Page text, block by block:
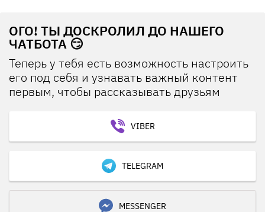
ОГО! ТЫ ДОСКРОЛИЛ ДО НАШЕГО
ЧАТБОТА 😏
Теперь у тебя есть возможность настроить
его под себя и узнавать важный контент
первым, чтобы рассказывать друзьям
VIBER
TELEGRAM
MESSENGER